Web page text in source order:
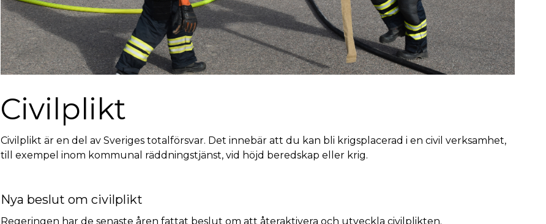
Civilplikt
Civilplikt är en del av Sveriges totalförsvar. Det innebär att du kan bli krigsplacerad i en civil verksamhet,
till exempel inom kommunal räddningstjänst, vid höjd beredskap eller krig.
Nya beslut om civilplikt
Regeringen har de senaste åren fattat beslut om att återaktivera och utveckla civilplikten.